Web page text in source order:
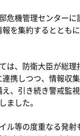
危機管理センター
を集約するととも
は、防衛大臣が総理
携しつつ、情報収
、引き続き警戒監
ました。
ル等の度重なる発